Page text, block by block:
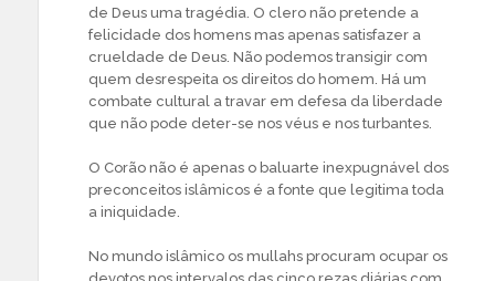
de Deus uma tragédia. O clero não pretende a
felicidade dos homens mas apenas satisfazer a
crueldade de Deus. Não podemos transigir com
quem desrespeita os direitos do homem. Há um
combate cultural a travar em defesa da liberdade
que não pode deter-se nos véus e nos turbantes.
O Corão não é apenas o baluarte inexpugnável dos
preconceitos islâmicos é a fonte que legitima toda
a iniquidade.
No mundo islâmico os mullahs procuram ocupar os